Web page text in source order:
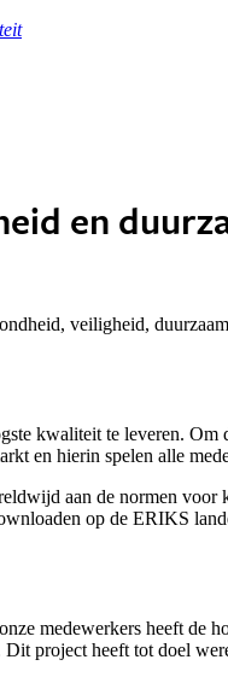
en
veiligheid,
kwaliteit te leveren. Om
en hierin spelen alle
aan de normen voor
op de ERIKS
medewerkers heeft de
project heeft tot doel